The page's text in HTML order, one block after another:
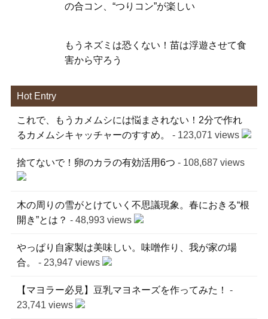
の合コン、“つりコン”が楽しい
もうネズミは恐くない！苗は浮遊させて食
害から守ろう
Hot Entry
これで、もうカメムシには悩まされない！2分で作れ
るカメムシキャッチャーのすすめ。
- 123,071 views
捨てないで！卵のカラの有効活用6つ - 108,687 views
木の周りの雪がとけていく不思議現象。春におきる“根
開き”とは？ - 48,993 views
やっぱり自家製は美味しい。味噌作り、我が家の場
合。
- 23,947 views
【マヨラー必見】豆乳マヨネーズを作ってみた！
-
23,741 views